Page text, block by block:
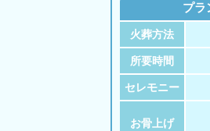
プラ
火葬方法
所要時間
セレモニー
お骨上げ